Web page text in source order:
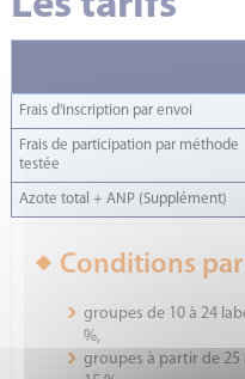
Frais d'inscription par envoi
Frais de participation par méthode
testée
Azote total + ANP (Supplément)
Conditions
groupes de 10 à 24
%,
groupes à partir de